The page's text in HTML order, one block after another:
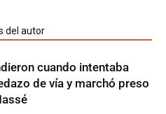
del autor
cuando intentaba
de vía y marchó preso